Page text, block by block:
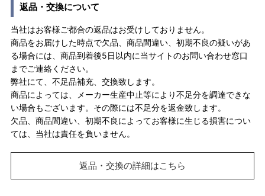
返品・交換について
当社はお客様ご都合の返品はお受けしておりません。
商品をお届けした時点で欠品、商品間違い、初期不良の疑いがあ
る場合には、商品到着後5日以内に当サイトのお問い合わせ窓口
までご連絡ください。
弊社にて、不足品補充、交換致します。
商品によっては、メーカー生産中止等により不足分を調達できな
い場合もございます。その際には不足分を返金致します。
欠品、商品間違い、初期不良によってお客様に生じる損害につい
ては、当社は責任を負いません。
返品・交換の詳細はこちら